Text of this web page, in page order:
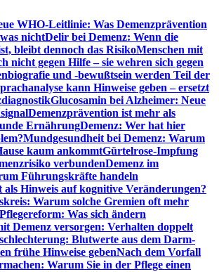
WHO-Leitlinie: Was Demenzprävention
nichtDelir bei Demenz: Wenn die
bleibt dennoch das RisikoMenschen mit
nicht gegen Hilfe – sie wehren sich gegen
und -bewußtsein werden Teil der
kann Hinweise geben – ersetzt
Glucosamin bei Alzheimer: Neue
Demenzprävention ist mehr als
ErnährungDemenz: Wer hat hier
Mundgesundheit bei Demenz: Warum
kaum ankommtGürtelrose-Impfung
verbundenDemenz im
Führungskräfte handeln
Hinweis auf kognitive Veränderungen?
Warum solche Gremien oft mehr
Pflegereform: Was sich ändern
Demenz versorgen: Verhalten doppelt
Blutwerte aus dem Darm-
frühe Hinweise gebenNach dem Vorfall
Warum Sie in der Pflege einen